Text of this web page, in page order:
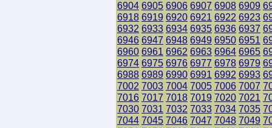
6904 6905 6906 6907 6908 6909
6918 6919 6920 6921 6922 6923
6932 6933 6934 6935 6936 6937
6946 6947 6948 6949 6950 6951
6960 6961 6962 6963 6964 6965
6974 6975 6976 6977 6978 6979
6988 6989 6990 6991 6992 6993
7002 7003 7004 7005 7006 7007
7016 7017 7018 7019 7020 7021
7030 7031 7032 7033 7034 7035
7044 7045 7046 7047 7048 7049